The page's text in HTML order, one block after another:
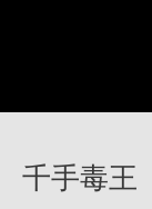
千手毒王